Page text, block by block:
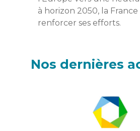
à horizon 2050, la
renforcer ses efforts.
Nos dernières